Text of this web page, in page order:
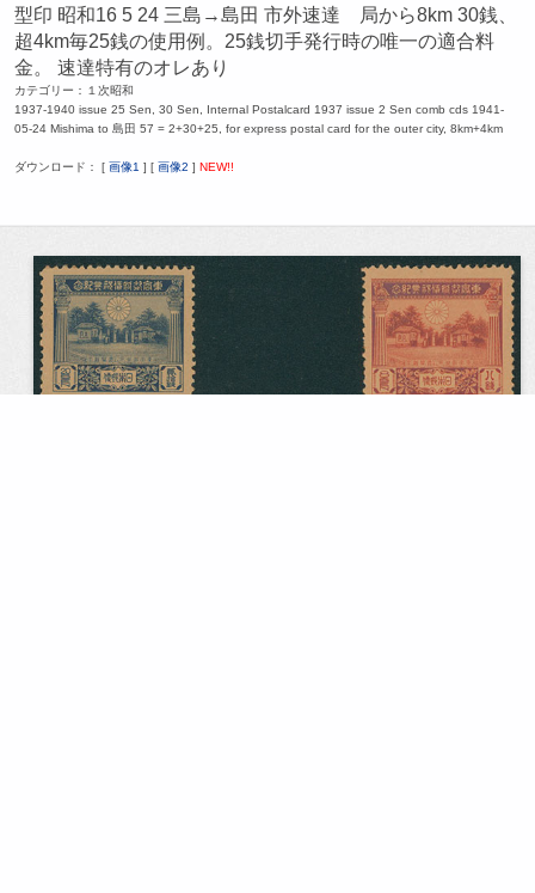
型印 昭和16 5 24 三島→島田 市外速達 局から8km 30銭、
超4km毎25銭の使用例。25銭切手発行時の唯一の適合料
金。 速達特有のオレあり
カテゴリー：１次昭和
1937-1940 issue 25 Sen, 30 Sen, Internal Postalcard 1937 issue 2 Sen comb cds 1941-
05-24 Mishima to 島田 57 = 2+30+25, for express postal card for the outer city, 8km+4km
ダウンロード： [ 画像1 ] [ 画像2 ] NEW!!